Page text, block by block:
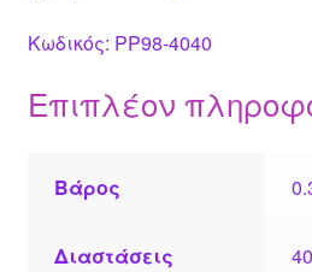
Κωδικός: PP98-4040
Επιπλέον
Βάρος
Διαστάσεις